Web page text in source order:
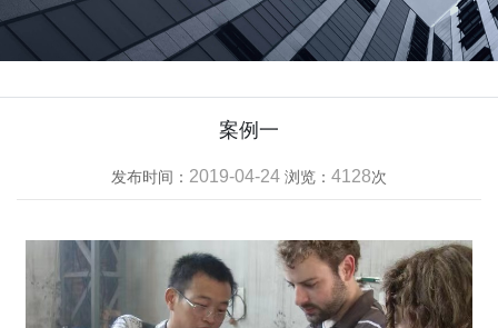
案例一
发布时间： 2019-04-24 浏览： 4128次